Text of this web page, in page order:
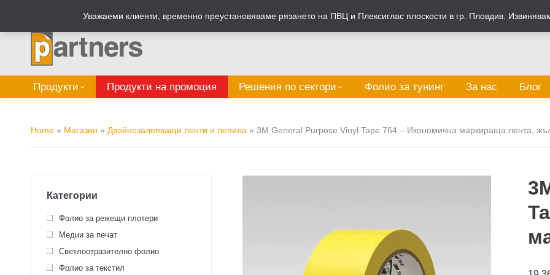
Табелен калкулатор
Продукти Продукти на промоция Решения по сектори Фолио за тунинг За нас Блог
Home » Магазин » Двойнозалепващи ленти и лепила » 3M General Purpose Vinyl Tape 764 – Икономична маркираща лента,
Категории
Фолио за режещи плотери
Медии за печат
Светлоотразително фолио
Фолио за текстил
Уважаеми клиенти, временно преустановяваме рязането на ПВЦ и Плексиглас плоскости в гр. Пловдив.